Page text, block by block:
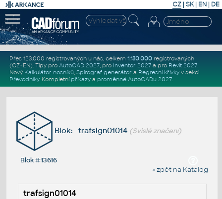
CZ | SK| EN | DE
Přes 123.000 registrovaných u nás, celkem 1.130.000registrovaných
(CZ+EN). Tipy pro AutoCAD 2027, pro Inventor 2027a pro Revit 2027.
Nový Kalkulátor nosníků, Spirograf generátor a Regresní křivkyv sekci
Převodníky. Kompletní příkazya proměnné AutoCADu 2027.
Blok: trafsign01014 (Svislé značení)
Blok #13616
« zpět na Katalog
trafsign01014